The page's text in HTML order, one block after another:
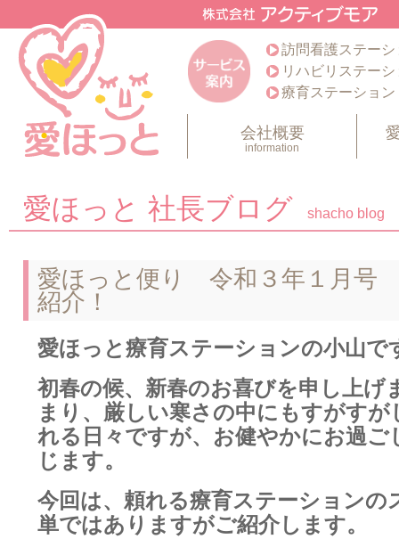
訪問看護ステー
リハビリステー
療育ステーション
会社概要
information
愛ほっと 社長ブログ shacho blog
愛ほっと便り 令和３年１月号
紹介！
愛ほっと療育ステーションの小山で
初春の候、新春のお喜びを申し上げ
まり、厳しい寒さの中にもすがすが
れる日々ですが、お健やかにお過ご
じます。
今回は、頼れる療育ステーションの
単ではありますがご紹介します。